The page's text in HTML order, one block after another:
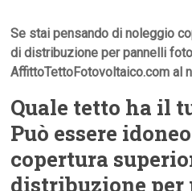
Se stai pensando di noleggio
di distribuzione per pannelli
AffittoTettoFotovoltaico.com al
Quale tetto ha il
Può essere
copertura
distribuzione per